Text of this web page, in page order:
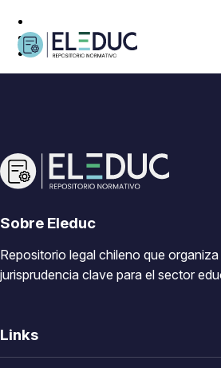
Sobre Eleduc
Repositorio legal chileno que
jurisprudencia clave para el sector
Links